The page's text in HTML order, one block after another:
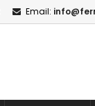
Email: